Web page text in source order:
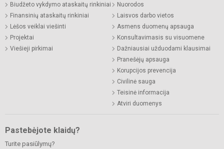
Biudžeto vykdymo ataskaitų rinkiniai
Finansinių ataskaitų rinkiniai
Lėšos veiklai viešinti
Projektai
Viešieji pirkimai
Nuorodos
Laisvos darbo vietos
Asmens duomenų apsauga
Konsultavimasis su visuomene
Dažniausiai užduodami klausimai
Pranešėjų apsauga
Korupcijos prevencija
Civilinė sauga
Teisinė informacija
Atviri duomenys
Pastebėjote klaidų?
Turite pasiūlymų?